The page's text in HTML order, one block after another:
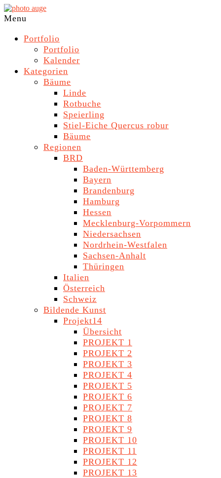
Skip
to
photo
Navigation
Menu
Portfolio
Portfolio
Kalender
Kategorien
Bäume
Linde
Rotbuche
Speierling
Stiel-Eiche Quercus robur
Bäume
Regionen
BRD
Baden-Württemberg
Bayern
Brandenburg
Hamburg
Hessen
Mecklenburg-Vorpommern
Niedersachsen
Nordrhein-Westfalen
Sachsen-Anhalt
Thüringen
Italien
Österreich
Schweiz
Bildende Kunst
Projekt14
Übersicht
PROJEKT 1
PROJEKT 2
PROJEKT 3
PROJEKT 4
PROJEKT 5
PROJEKT 6
PROJEKT 7
PROJEKT 8
PROJEKT 9
PROJEKT 10
PROJEKT 11
PROJEKT 12
PROJEKT 13